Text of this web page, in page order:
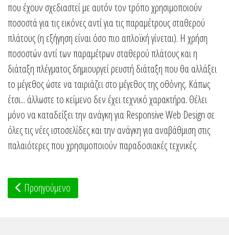
που έχουν σχεδιαστεί με αυτόν τον τρόπο χρησιμοποιούν
ποσοστά για τις εικόνες αντί για τις παραμέτρους σταθερού
πλάτους (η εξήγηση είναι όσο πιο απλοϊκή γίνεται). Η χρήση
ποσοστών αντί των παραμέτρων σταθερού πλάτους και η
διάταξη πλέγματος δημιουργεί ρευστή διάταξη που θα αλλάξει
το μέγεθος ώστε να ταιριάζει στο μέγεθος της οθόνης. Κάπως
έτσι... άλλωστε το κείμενο δεν έχει τεχνικό χαρακτήρα. Θέλει
μόνο να καταδείξει την ανάγκη για Responsive Web Design σε
όλες τις νέες ιστοσελίδες και την ανάγκη για αναβάθμιση στις
παλαιότερες που χρησιμοποιούν παραδοσιακές τεχνικές.
Προηγούμενο άρθρο: Πώς και γιατί να κάνετε την ιστοσελίδα
Προηγούμενο